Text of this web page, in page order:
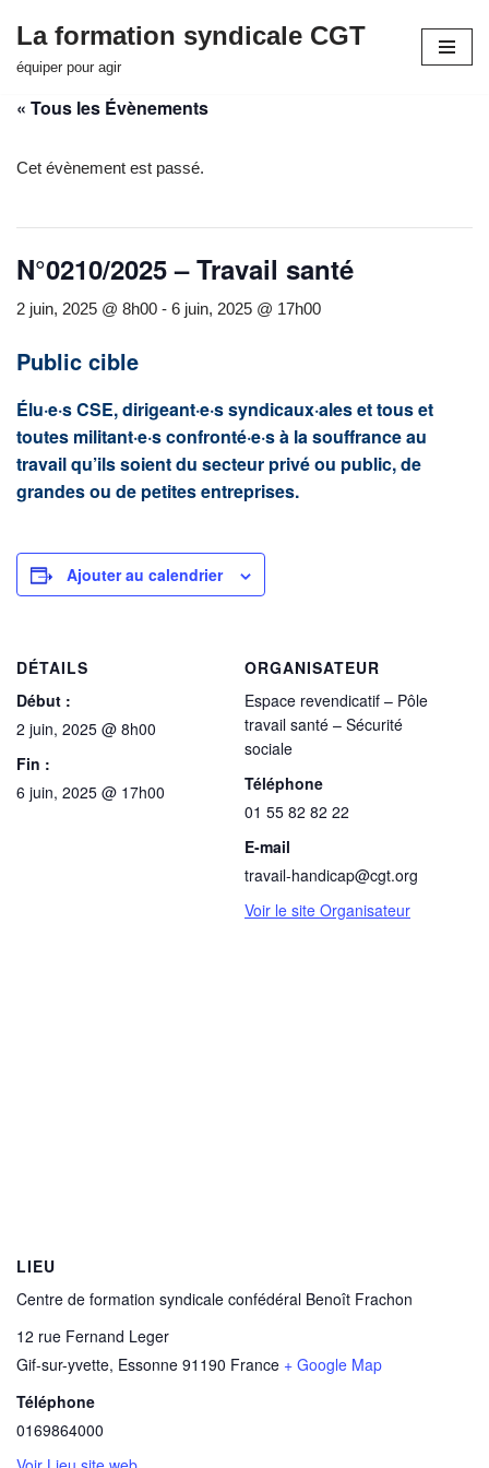
Aller
contenu
La formation syndicale CGT
équiper pour agir
« Tous les Évènements
Cet évènement est passé.
N°0210/2025 – Travail santé
2 juin, 2025 @ 8h00 - 6 juin, 2025 @ 17h00
Public cible
Élu·e·s CSE, dirigeant·e·s syndicaux·ales et tous et
toutes militant·e·s confronté·e·s à la souffrance au
travail qu’ils soient du secteur privé ou public, de
grandes ou de petites entreprises.
Ajouter au calendrier
DÉTAILS
Début :
2 juin, 2025 @ 8h00
Fin :
6 juin, 2025 @ 17h00
ORGANISATEUR
Espace revendicatif – Pôle
travail santé – Sécurité
sociale
Téléphone
01 55 82 82 22
E-mail
travail-handicap@cgt.org
Voir le site Organisateur
LIEU
Centre de formation syndicale confédéral Benoît Frachon
12 rue Fernand Leger
Gif-sur-yvette, Essonne 91190 France + Google Map
Téléphone
0169864000